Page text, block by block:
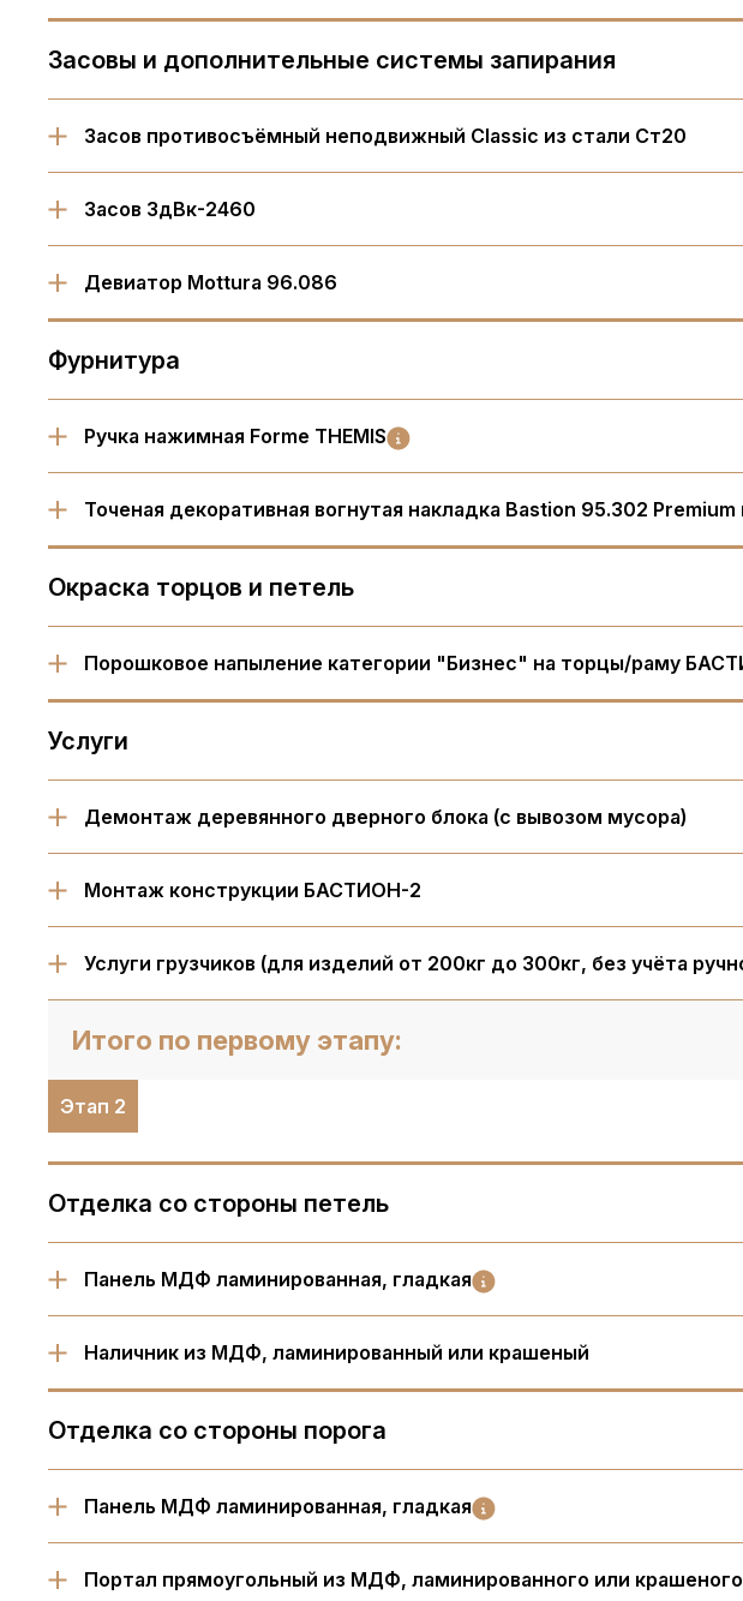
Засовы и дополнительные системы запирания
Засов противосъёмный неподвижный Classic из стали Ст20
Засов ЗдВк-2460
Девиатор Mottura 96.086
Фурнитура
Ручка нажимная Forme THEMIS
Точеная декоративная вогнутая накладка Bastion 95.302
Окраска торцов и петель
Порошковое напыление категории "Бизнес" на торцы/раму
Услуги
Демонтаж деревянного дверного блока (с вывозом мусора)
Монтаж конструкции БАСТИОН-2
Услуги грузчиков (для изделий от 200кг до 300кг, без учёта
Итого по первому этапу:
Этап 2
Отделка со стороны петель
Панель МДФ ламинированная, гладкая
Наличник из МДФ, ламинированный или крашеный
Отделка со стороны порога
Панель МДФ ламинированная, гладкая
Портал прямоугольный из МДФ, ламинированного или крашеного